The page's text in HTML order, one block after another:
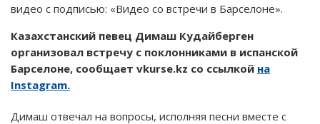
видео с подписью: «Видео со встречи в Барселоне».
Казахстанский певец Димаш Кудайберген
организовал встречу с поклонниками в испанской
Барселоне, сообщает vkurse.kz со ссылкой на
Instagram.
Димаш отвечал на вопросы, исполняя песни вместе с